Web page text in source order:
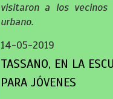
visitaron a los
urbano.
14-05-2019
TASSANO, EN LA
PARA JÓVENES